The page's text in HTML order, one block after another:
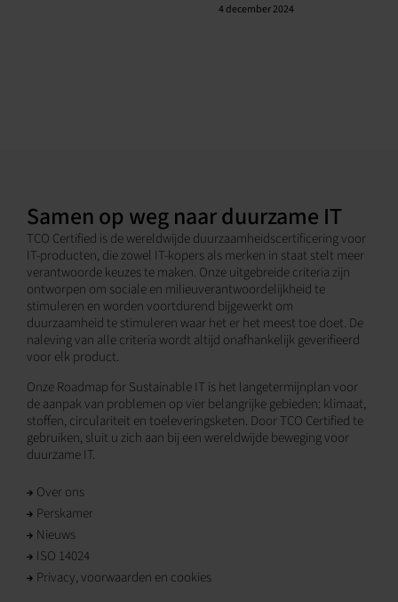
4 december 2024
Samen op weg naar duurzame IT
TCO Certified is de wereldwijde duurzaamheidscertificering voor
IT-producten, die zowel IT-kopers als merken in staat stelt meer
verantwoorde keuzes te maken. Onze uitgebreide criteria zijn
ontworpen om sociale en milieuverantwoordelijkheid te
stimuleren en worden voortdurend bijgewerkt om
duurzaamheid te stimuleren waar het er het meest toe doet. De
naleving van alle criteria wordt altijd onafhankelijk geverifieerd
voor elk product.
Onze Roadmap for Sustainable IT is het langetermijnplan voor
de aanpak van problemen op vier belangrijke gebieden: klimaat,
stoffen, circulariteit en toeleveringsketen. Door TCO Certified te
gebruiken, sluit u zich aan bij een wereldwijde beweging voor
duurzame IT.
Over ons
Perskamer
Nieuws
ISO 14024
Privacy, voorwaarden en cookies